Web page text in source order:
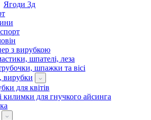
Ягоди 3д
з вирубкою
шпателі, леза
шпажки та вісі
вирубки
для квітів
килимки для гнучкого айсинга